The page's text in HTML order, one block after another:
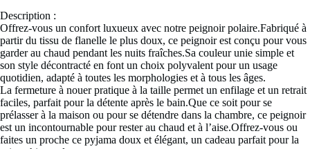
Description :
Offrez-vous un confort luxueux avec notre peignoir polaire.Fabriqué à
partir du tissu de flanelle le plus doux, ce peignoir est conçu pour vous
garder au chaud pendant les nuits fraîches.Sa couleur unie simple et
son style décontracté en font un choix polyvalent pour un usage
quotidien, adapté à toutes les morphologies et à tous les âges.
La fermeture à nouer pratique à la taille permet un enfilage et un retrait
faciles, parfait pour la détente après le bain.Que ce soit pour se
prélasser à la maison ou pour se détendre dans la chambre, ce peignoir
est un incontournable pour rester au chaud et à l’aise.Offrez-vous ou
faites un proche ce pyjama doux et élégant, un cadeau parfait pour la